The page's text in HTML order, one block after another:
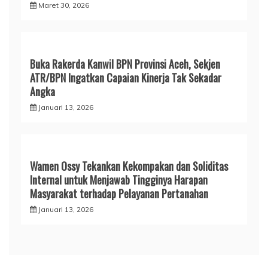
Maret 30, 2026
Buka Rakerda Kanwil BPN Provinsi Aceh, Sekjen
ATR/BPN Ingatkan Capaian Kinerja Tak Sekadar
Angka
Januari 13, 2026
Wamen Ossy Tekankan Kekompakan dan Soliditas
Internal untuk Menjawab Tingginya Harapan
Masyarakat terhadap Pelayanan Pertanahan
Januari 13, 2026